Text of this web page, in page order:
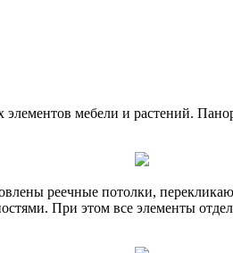
мебели и растений.
реечные потолки,
При этом все элементы